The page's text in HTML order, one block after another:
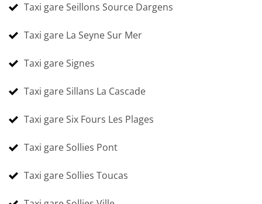
Taxi gare Seillons Source Dargens
Taxi gare La Seyne Sur Mer
Taxi gare Signes
Taxi gare Sillans La Cascade
Taxi gare Six Fours Les Plages
Taxi gare Sollies Pont
Taxi gare Sollies Toucas